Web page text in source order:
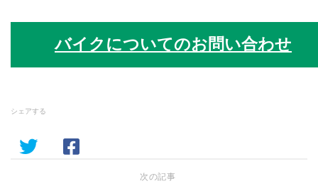
バイクについてのお問い合わせ
シェアする
次の記事